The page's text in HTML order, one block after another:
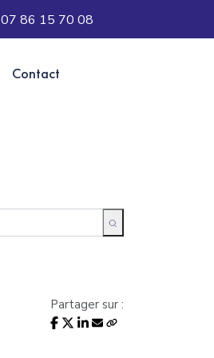
07 86 15 70 08
Contact
Partager sur :